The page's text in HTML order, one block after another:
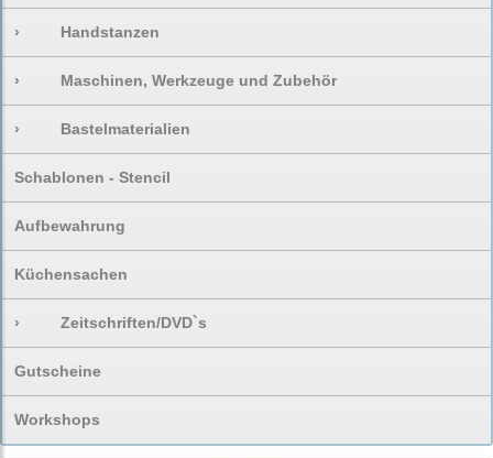
› Handstanzen
› Maschinen, Werkzeuge und Zubehör
› Bastelmaterialien
Schablonen - Stencil
Aufbewahrung
Küchensachen
› Zeitschriften/DVD`s
Gutscheine
Workshops